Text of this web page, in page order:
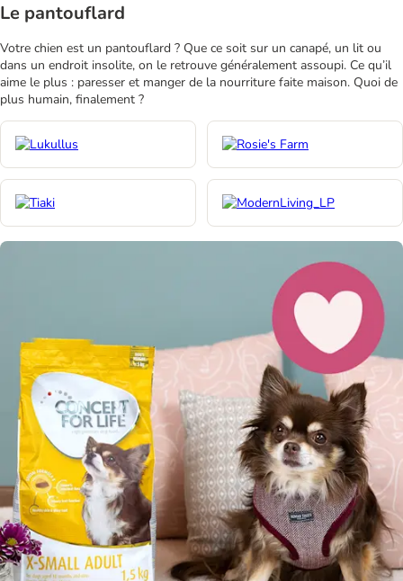
Le pantouflard
Votre chien est un pantouflard ? Que ce soit sur un canapé, un lit ou
dans un endroit insolite, on le retrouve généralement assoupi. Ce qu’il
aime le plus : paresser et manger de la nourriture faite maison. Quoi de
plus humain, finalement ?